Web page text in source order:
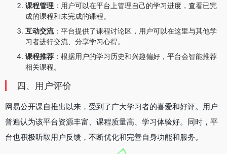
课程管理 ：用户可以在平台上管理自己的学习进度，查看已完
成的课程和未完成的课程。
互动交流：平台提供了课程讨论区，用户可以在这里与其他学
习者进行交流、分享学习心得。
课程推荐 ：根据用户的学习历史和兴趣偏好，平台会智能推荐
相关课程。
四、用户评价
网易公开课自推出以来，受到了广大学习者的喜爱和好评。用户
普遍认为该平台资源丰富、课程质量高、学习体验好。同时，平
台也积极听取用户反馈，不断优化和完善自身功能和服务。